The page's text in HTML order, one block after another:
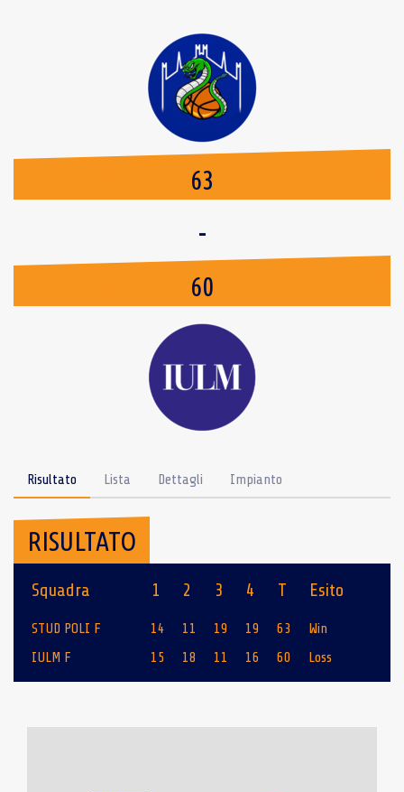
63
-
60
Risultato Lista Dettagli Impianto
RISULTATO
Squadra 1 2 3 4 T Esito
STUD POLI F 14 11 19 19 63
Win
IULM F
15 18 11 16 60 Loss